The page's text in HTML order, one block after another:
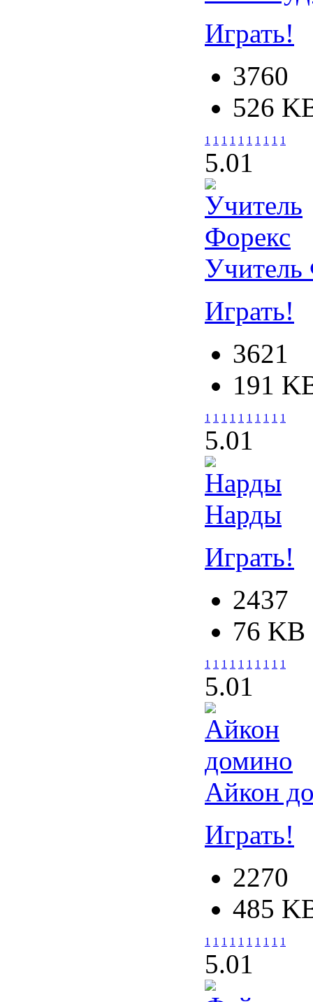
Играть!
3760
526
1 1 1 1 1 1 1 1 1 1
5.01
Учитель
Играть!
3621
191
1 1 1 1 1 1 1 1 1 1
5.01
Нарды
Играть!
2437
76 KB
1 1 1 1 1 1 1 1 1 1
5.01
Айкон
Играть!
2270
485
1 1 1 1 1 1 1 1 1 1
5.01